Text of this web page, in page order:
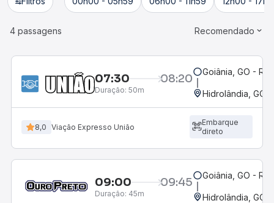
4 passagens Recomendado
07:30 08:20
Duração: 50m
Goiânia, GO -
Hidrolândia, GO
8,0 Viação Expresso União
Embarque
direto
09:00 09:45
Duração: 45m
Goiânia, GO -
Hidrolândia, GO